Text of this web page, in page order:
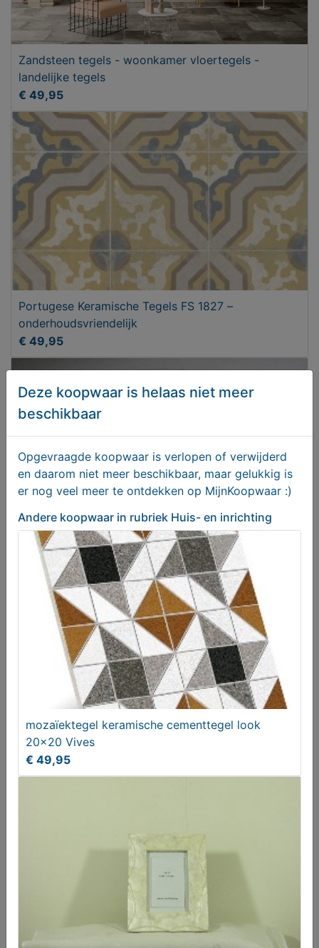
Zandsteen tegels - woonkamer vloertegels -
landelijke tegels
€ 49,95
Portugese Keramische Tegels FS 1827 –
onderhoudsvriendelijk
€ 49,95
Schaal (gietijzer)
€ 15,00
Deze koopwaar is helaas niet meer
beschikbaar
Opgevraagde koopwaar is verlopen of verwijderd
en daarom niet meer beschikbaar, maar gelukkig is
er nog veel meer te ontdekken op MijnKoopwaar :)
Andere koopwaar in rubriek Huis- en inrichting
mozaïektegel keramische cementtegel look
20x20 Vives
€ 49,95